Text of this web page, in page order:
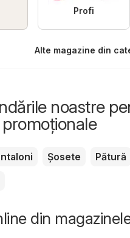
Profi
Alte magazine din
noastre
Șosete Pătură
din